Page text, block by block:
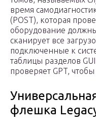
время
(POST), которая
оборудование
сканирует все
подключенные к
таблицы разделов
проверяет GPT,
флешка